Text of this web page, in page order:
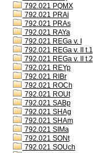
792.021 PQMX
792.021 PRAi
792.021 PRAs
792.021 RAYa
792.021 REGa v. I
792.021 REGa v. II t.1
792.021 REGa v. II t.2
792.021 REYp
792.021 RIBr
792.021 ROCh
792.021 ROUt
792.021 SABp
792.021 SHAg
792.021 SHAm
792.021 SIMa
792.021 SONt
792.021 SOUch